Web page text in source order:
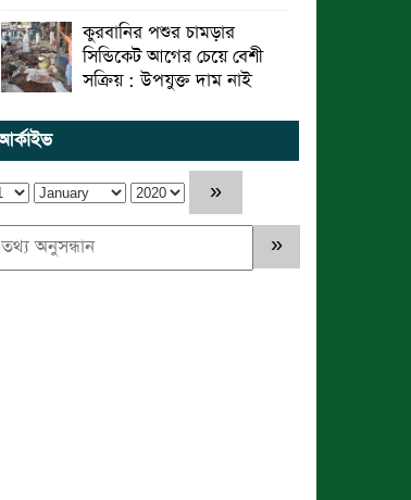
কুরবানির পশুর চামড়ার
সিন্ডিকেট আগের চেয়ে বেশী
সক্রিয় : উপযুক্ত দাম নাই